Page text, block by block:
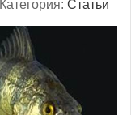
Категория: Статьи